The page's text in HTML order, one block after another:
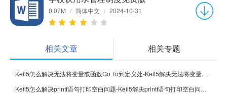
0.07M / 简体中文 / 2024-10-31
相关文章 相关专题
Keil5怎么解决无法将变量或函数Go To到定义处-Keil5解决无法将变量或函数Go To到定义处的方法
Keil5怎么解决printf语句打印空白问题-Keil5解决printf语句打印空白问题的方法